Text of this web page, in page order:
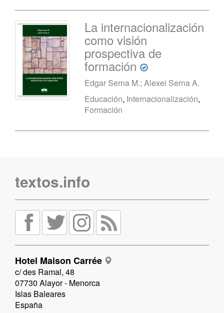
La internacionalización
como visión
prospectiva de
formación
Edgar Serna M.; Alexei Serna A.
Educación, Internacionalización,
Formación
textos.info
Hotel Maison Carrée
c/ des Ramal, 48
07730 Alayor - Menorca
Islas Baleares
España